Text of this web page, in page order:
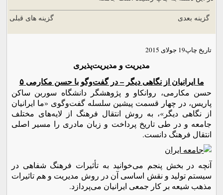
گزینه های قبلی گزینه بعدی
تاریخ چاپ19 جولای 2015
مدیریت و مدیریت‌پذیری
ما ایرانیان از نگاهی دیگر – در گفت‌وگو با حسن مکارمی ۵
حسن مکارمی، روانکاو و پژوهشگر دانشگاه سوربن ساکن
پاریس، در چهار قسمت پیشین سلسله گفت‌وگوی «ما ایرانیان
از نگاهی دیگر»، به روش انتقال فرهنگ از لایه‌های مختلف
جامعه و در طی تاریخ پرداخت و زبان مادری را مسیر اصلی
انتقال فرهنگ دانست.
آنچه در بخش پنجم می‌خوانید به تأثیرات فرهنگ شفاهی در
سیستم تولید و نقش اساسی آن در روش مدیریت و هم تاثیرات
مذهب شیعه بر کار جمعی ایرانیان می‌پردازد.